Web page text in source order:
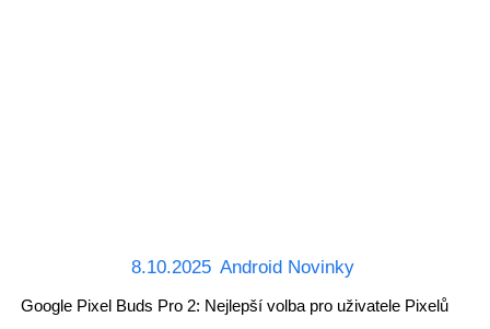
8.10.2025 Android Novinky
Google Pixel Buds Pro 2: Nejlepší volba pro uživatele Pixelů